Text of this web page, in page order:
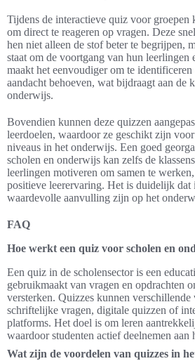
Tijdens de interactieve quiz voor groepen
om direct te reageren op vragen. Deze
hen niet alleen de stof beter te begrijpen,
staat om de voortgang van hun
maakt het eenvoudiger om te
aandacht behoeven, wat bijdraagt aan de
onderwijs.
Bovendien kunnen deze quizzen
leerdoelen, waardoor ze geschikt zijn
niveaus in het onderwijs. Een goed
scholen en onderwijs kan zelfs de
leerlingen motiveren om samen te
positieve leerervaring. Het is duidelijk dat
waardevolle aanvulling zijn op het
FAQ
Hoe werkt een quiz voor scholen en
Een quiz in de scholensector is een
gebruikmaakt van vragen en opdrachten
versterken. Quizzes kunnen verschillende
schriftelijke vragen, digitale quizzen of
platforms. Het doel is om leren
waardoor studenten actief deelnemen aan
Wat zijn de voordelen van quizzes in